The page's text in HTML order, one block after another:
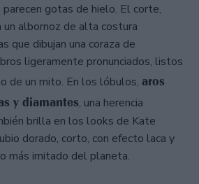
gotas de hielo. El corte,
un albornoz de alta costura
que dibujan una coraza de
ligeramente pronunciados, listos
de un mito. En los lóbulos, aros
y diamantes, una herencia
brilla en los looks de Kate
dorado, corto, con efecto laca y
más imitado del planeta.